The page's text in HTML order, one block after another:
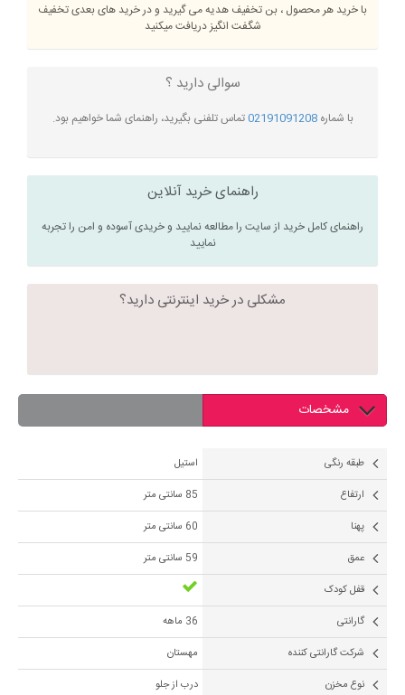
با خرید هر محصول ، بن تخفیف هدیه می گیرید و در خرید های بعدی تخفیف
شگفت انگیز دریافت میکنید
سوالی دارید ؟
با شماره02191091208تماس تلفنی بگیرید، راهنمای شما خواهیم بود.
راهنمای خرید آنلاین
راهنمای کامل خرید از سایت را مطالعه نمایید و خریدی آسوده و امن را تجربه
نمایید
مشکلی در خرید اینترنتی دارید؟
مشخصات
طبقه رنگی
استیل
ارتفاع
85 سانتی متر
پهنا
60 سانتی متر
عمق
59 سانتی متر
قفل کودک
گارانتی
36 ماهه
شرکت گارانتی کننده
مهستان
نوع مخزن
درب از جلو